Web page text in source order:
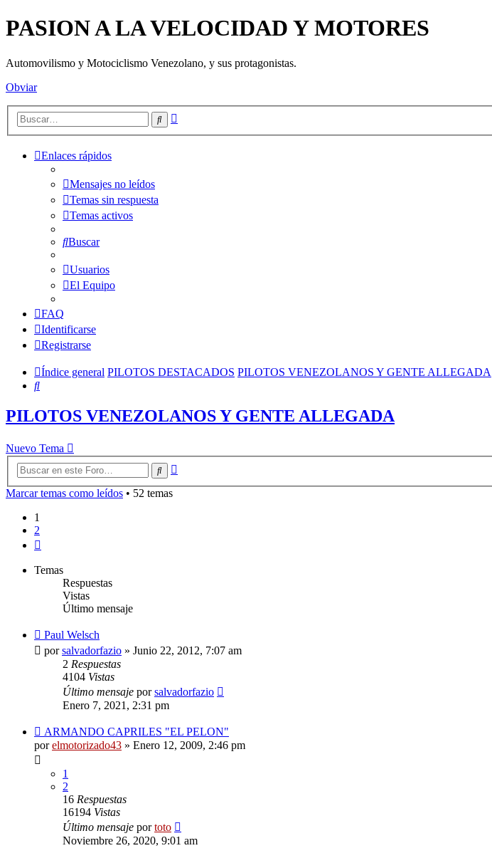
PASION A LA VELOCIDAD Y MOTORES
Automovilismo y Motociclismo Venezolano, y sus protagonistas.
Obviar
Buscar
Enlaces rápidos
Mensajes no leídos
Temas sin respuesta
Temas activos
Buscar
Usuarios
El Equipo
FAQ
Identificarse
Registrarse
Índice general PILOTOS DESTACADOS PILOTOS VENEZOLANOS Y GENTE ALLEGADA
Buscar
PILOTOS VENEZOLANOS Y GENTE ALLEGADA
Nuevo Tema
Buscar
Marcar temas como leídos • 52 temas
1
2
Temas
Respuestas
Vistas
Último mensaje
Paul Welsch
porsalvadorfazio » Junio 22, 2012, 7:07 am
2 Respuestas
4104 Vistas
Último mensaje porsalvadorfazio
Enero 7, 2021, 2:31 pm
ARMANDO CAPRILES "EL PELON"
porelmotorizado43 » Enero 12, 2009, 2:46 pm
1
2
16 Respuestas
16194 Vistas
Último mensaje portoto
Noviembre 26, 2020, 9:01 am